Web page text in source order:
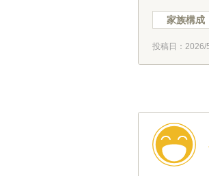
家族構成
投稿日： 2026/